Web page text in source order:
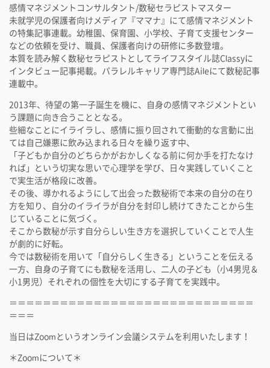
感情マネジメントコンサルタント/数秘セラピストマスター
未就学児の保護者向けメディア『ママナ』にて感情マネジメント
の特集記事連載。幼稚園、保育園、小学校、子育て支援センター
などの依頼を受け、職員、保護者向けの研修に多数登壇。
本質を読み解く数秘セラピストとしてライフスタイル誌Classyに
インタビュー記事掲載。パラレルキャリア専門誌Aileにて数秘記事
連載中。
2013年、待望の第一子誕生を機に、自身の感情マネジメントとい
う課題に向き合うこととなる。
些細なことにイライラし、感情に振り回されて衝動的な言動に出
ては自己嫌悪に飲み込まれる日々を繰り返す中、
「子どもか自分のどちらかがおかしくなる前に何か手を打たなけ
れば」という切実な思いで心理学を学び、日々実践していくこと
で実生活が格段に改善。
その後、導かれるようにして出会った数秘術で本来の自分の在り
方を知り、自分のイライラが自分を封印し続けてきたことから生
じていることに気づく。
そこから数秘が示す自分らしい生き方を選択していくことで人生
が劇的に好転。
今では数秘術を用いて「自分らしく生きる」ということを伝える
一方、自身の子育てにも数秘を活用し、二人の子ども（小4男児＆
小1男児）それぞれの個性を大切にする子育てを実践中。
＝＝＝＝＝＝＝＝＝＝＝＝＝＝＝＝＝＝＝＝＝＝＝＝＝＝＝＝＝
＝＝＝
当日はZoomというオンライン会議システムを利用いたします！
＊Zoomについて＊